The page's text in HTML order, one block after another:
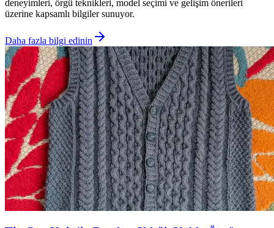
deneyimleri, örgü teknikleri, model seçimi ve gelişim önerileri
üzerine kapsamlı bilgiler sunuyor.
Daha fazla bilgi edinin